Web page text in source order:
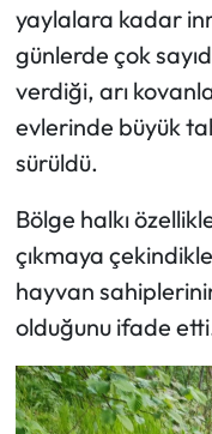
yaylalara kadar
günlerde çok
verdiği, arı
evlerinde büyük
sürüldü.
Bölge halkı
çıkmaya
hayvan
olduğunu ifade
Sağlık
Turizm
Teknoloji